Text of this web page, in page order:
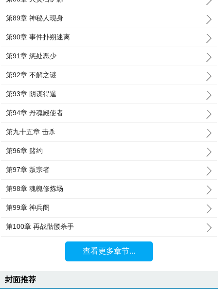
第89章 神秘人现身
第90章 事件扑朔迷离
第91章 惩处恶少
第92章 不解之谜
第93章 阴谋得逞
第94章 丹魂殿使者
第九十五章 击杀
第96章 赌约
第97章 叛宗者
第98章 魂魄修炼场
第99章 神兵阁
第100章 再战骷髅杀手
查看更多章节...
封面推荐